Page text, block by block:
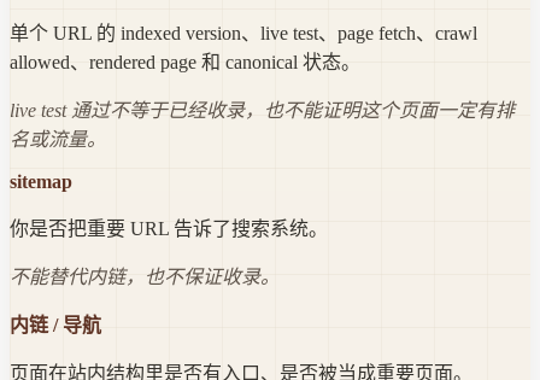
单个 URL 的 indexed version、live test、page fetch、crawl
allowed、rendered page 和 canonical 状态。
live test 通过不等于已经收录，也不能证明这个页面一定有排
名或流量。
sitemap
你是否把重要 URL 告诉了搜索系统。
不能替代内链，也不保证收录。
内链 / 导航
页面在站内结构里是否有入口、是否被当成重要页面。